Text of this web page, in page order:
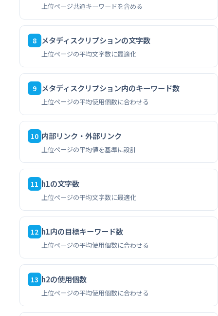
上位ページ共通キーワードを含める
8 メタディスクリプションの文字数
上位ページの平均文字数に最適化
9 メタディスクリプション内のキーワード数
上位ページの平均使用個数に合わせる
10 内部リンク・外部リンク
上位ページの平均値を基準に設計
11 h1の文字数
上位ページの平均文字数に最適化
12 h1内の目標キーワード数
上位ページの平均使用個数に合わせる
13 h2の使用個数
上位ページの平均使用個数に合わせる